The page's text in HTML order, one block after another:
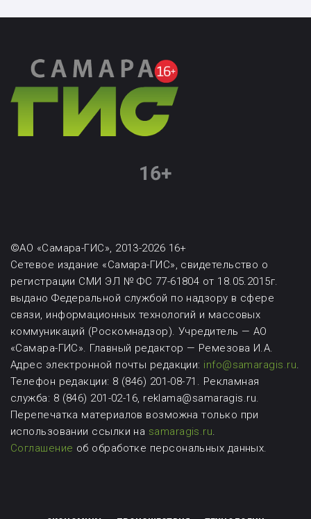
©АО «Самара-ГИС», 2013-2026 16+
Сетевое издание «Самара-ГИС», свидетельство о
регистрации СМИ ЭЛ № ФС 77-61804 от 18.05.2015г.
выдано Федеральной службой по надзору в сфере
связи, информационных технологий и массовых
коммуникаций (Роскомнадзор). Учредитель — АО
«Самара-ГИС». Главный редактор — Ремезова И.А.
Адрес электронной почты редакции: info@samaragis.ru.
Телефон редакции: 8 (846) 201-08-71. Рекламная
служба: 8 (846) 201-02-16, reklama@samaragis.ru.
Перепечатка материалов возможнатолько при
использовании ссылки на samaragis.ru.
Соглашение об обработке персональных данных.